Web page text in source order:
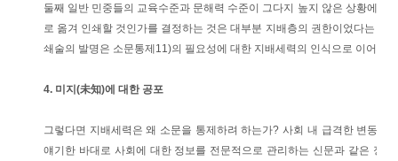
둘째 일반 민중들의 교육수준과 문해력 수준이 그다지 높지 않은 상황에서,
로 옮겨 인쇄할 것인가를 결정하는 것은 대부분 지배층의 권한이었다는 점
쇄술의 발명은 소문통제11)의 필요성에 대한 지배세력의 인식으로 이어졌
4. 미지(未知)에 대한 공포
그렇다면 지배세력은 왜 소문을 통제하려 하는가? 사회 내 급격한 변동이
얘기한 바대로 사회에 대한 정보를 전문적으로 관리하는 신문과 같은 정